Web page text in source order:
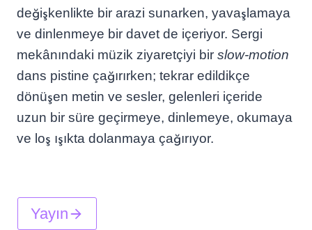
değişkenlikte bir arazi sunarken, yavaşlamaya
ve dinlenmeye bir davet de içeriyor. Sergi
mekânındaki müzik ziyaretçiyi bir slow-motion
dans pistine çağırırken; tekrar edildikçe
dönüşen metin ve sesler, gelenleri içeride
uzun bir süre geçirmeye, dinlemeye, okumaya
ve loş ışıkta dolanmaya çağırıyor.
Yayın